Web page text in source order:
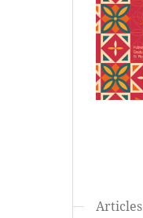
Articles